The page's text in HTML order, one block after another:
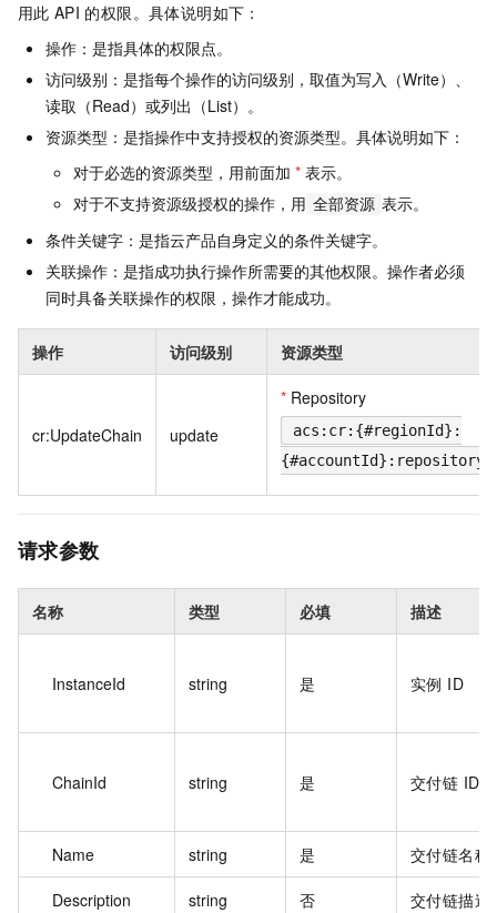
用此 API 的权限。具体说明如下：
操作：是指具体的权限点。
访问级别：是指每个操作的访问级别，取值为写入（Write）、
读取（Read）或列出（List）。
资源类型：是指操作中支持授权的资源类型。具体说明如下：
对于必选的资源类型，用前面加 * 表示。
对于不支持资源级授权的操作，用 全部资源 表示。
条件关键字：是指云产品自身定义的条件关键字。
关联操作：是指成功执行操作所需要的其他权限。操作者必须
同时具备关联操作的权限，操作才能成功。
操作 访问级别 资源类型
cr:UpdateChain update
* Repository
acs:cr:{#regionId}:
请求参数
名称 类型 必填 描述
InstanceId string 是 实例 ID
ChainId string 是 交付链 ID
Name string 是 交付链名称
Description string 否 交付链描述